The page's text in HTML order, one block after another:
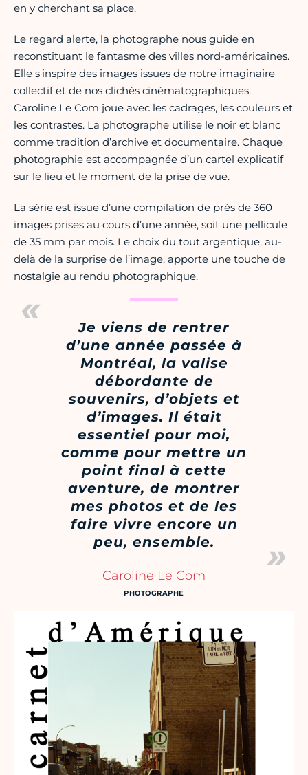
en y cherchant sa place.
Le regard alerte, la photographe nous guide en
reconstituant le fantasme des villes nord-américaines.
Elle s'inspire des images issues de notre imaginaire
collectif et de nos clichés cinématographiques.
Caroline Le Com joue avec les cadrages, les couleurs et
les contrastes. La photographe utilise le noir et blanc
comme tradition d’archive et documentaire. Chaque
photographie est accompagnée d’un cartel explicatif
sur le lieu et le moment de la prise de vue.
La série est issue d’une compilation de près de 360
images prises au cours d’une année, soit une pellicule
de 35 mm par mois. Le choix du tout argentique, au-
delà de la surprise de l’image, apporte une touche de
nostalgie au rendu photographique.
Je viens de rentrer
d’une année passée à
Montréal, la valise
débordante de
souvenirs, d’objets et
d’images. Il était
essentiel pour moi,
comme pour mettre un
point final à cette
aventure, de montrer
mes photos et de les
faire vivre encore un
peu, ensemble.
Caroline Le Com
PHOTOGRAPHE